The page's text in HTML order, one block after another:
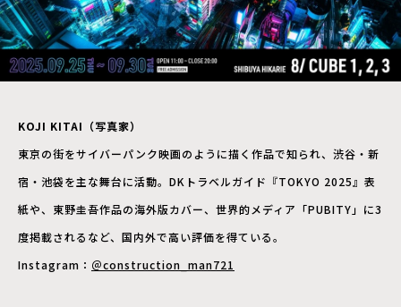
KOJI KITAI（写真家）
東京の街をサイバーパンク映画のように描く作品で知られ、渋谷・新
宿・池袋を主な舞台に活動。DKトラベルガイド『TOKYO 2025』表
紙や、東野圭吾作品の海外版カバー、世界的メディア「PUBITY」に3
度掲載されるなど、国内外で高い評価を得ている。
Instagram： ＠construction_man721